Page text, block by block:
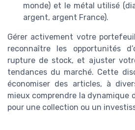
monde) et le métal utilisé
argent, argent France).
Gérer activement votre
reconnaître les opportunités
rupture de stock, et ajuster
tendances du marché. Cette
économiser des articles, à
mieux comprendre la dynamique
pour une collection ou un